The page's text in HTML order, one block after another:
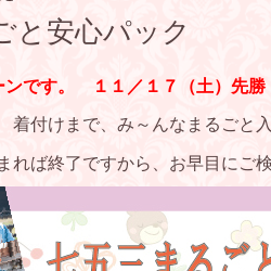
と安心パック
ンです。 １１／１７（土）先
付けまで、み～んなまるごと入
れば終了ですから、お早目にご